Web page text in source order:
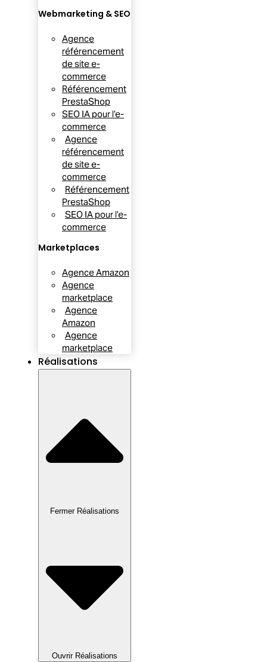
Webmarketing & SEO
Agence
référencement
de site e-
commerce
Référencement
PrestaShop
SEO IA pour l’e-
commerce
Agence
référencement
de site e-
commerce
Référencement
PrestaShop
SEO IA pour l’e-
commerce
Marketplaces
Agence Amazon
Agence
marketplace
Agence
Amazon
Agence
marketplace
Réalisations
Fermer Réalisations
Ouvrir Réalisations